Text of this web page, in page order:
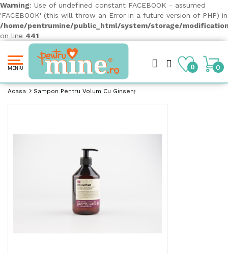
Warning: Use of undefined constant FACEBOOK - assumed
'FACEBOOK' (this will throw an Error in a future version of PHP) in
/home/pentrumine/public_html/system/storage/
on line 441
MENIU 0 0
Acasa Sampon Pentru Volum Cu Ginseng - INSIGHT